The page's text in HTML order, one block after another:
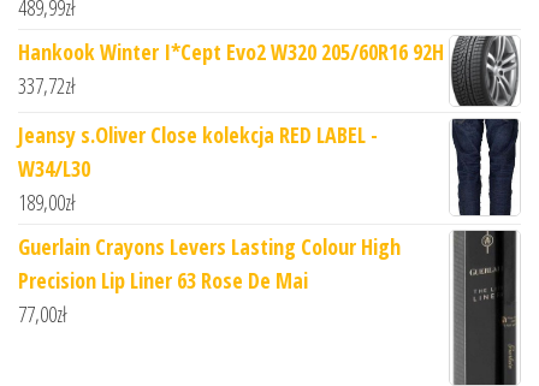
489,99zł
Hankook Winter I*Cept Evo2 W320 205/60R16 92H
337,72zł
Jeansy s.Oliver Close kolekcja RED LABEL -
W34/L30
189,00zł
Guerlain Crayons Levers Lasting Colour High
Precision Lip Liner 63 Rose De Mai
77,00zł